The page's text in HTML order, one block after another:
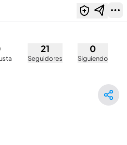
(@lorenamegara)
21
Seguidores
0
Siguiendo